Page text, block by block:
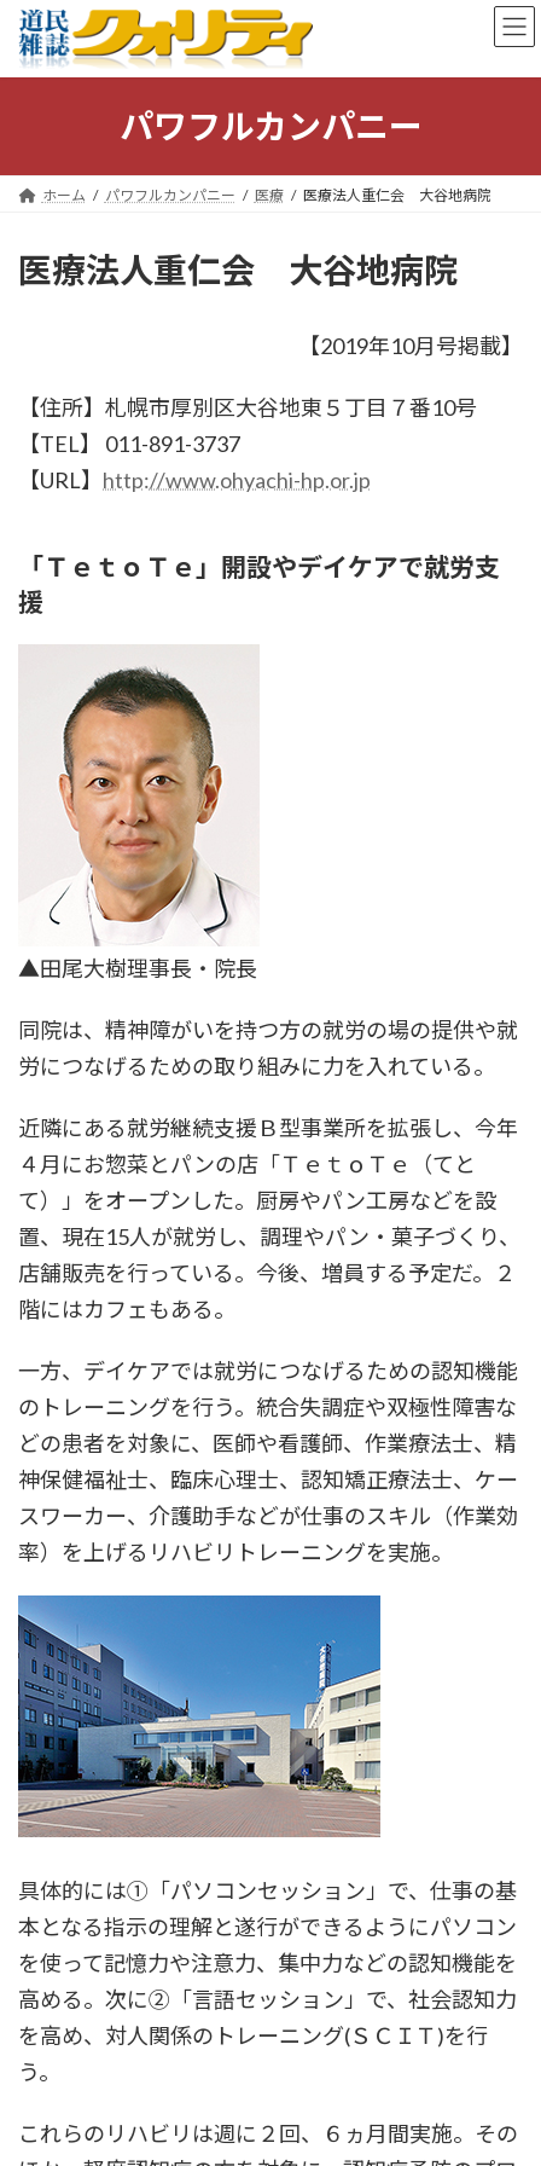
ン
キ
ー
に
パワフルカンパニー
ホーム パワフルカンパニー 医療 医療法人重仁会 大谷地病院
医療法人重仁会 大谷地病院
【2019年10月号掲載】
【住所】札幌市厚別区大谷地東５丁目７番10号
【TEL】 011-891-3737
【URL】 http://www.ohyachi-hp.or.jp
「ＴｅｔｏＴｅ」開設やデイケアで就労支
援
▲田尾大樹理事長・院長
同院は、精神障がいを持つ方の就労の場の提供や就
労につなげるための取り組みに力を入れている。
近隣にある就労継続支援Ｂ型事業所を拡張し、今年
４月にお惣菜とパンの店「ＴｅｔｏＴｅ（てと
て）」をオープンした。厨房やパン工房などを設
置、現在15人が就労し、調理やパン・菓子づくり、
店舗販売を行っている。今後、増員する予定だ。２
階にはカフェもある。
一方、デイケアでは就労につなげるための認知機能
のトレーニングを行う。統合失調症や双極性障害な
どの患者を対象に、医師や看護師、作業療法士、精
神保健福祉士、臨床心理士、認知矯正療法士、ケー
スワーカー、介護助手などが仕事のスキル（作業効
率）を上げるリハビリトレーニングを実施。
具体的には①「パソコンセッション」で、仕事の基
本となる指示の理解と遂行ができるようにパソコン
を使って記憶力や注意力、集中力などの認知機能を
高める。次に②「言語セッション」で、社会認知力
を高め、対人関係のトレーニング(ＳＣＩＴ)を行
う。
これらのリハビリは週に２回、６ヵ月間実施。その